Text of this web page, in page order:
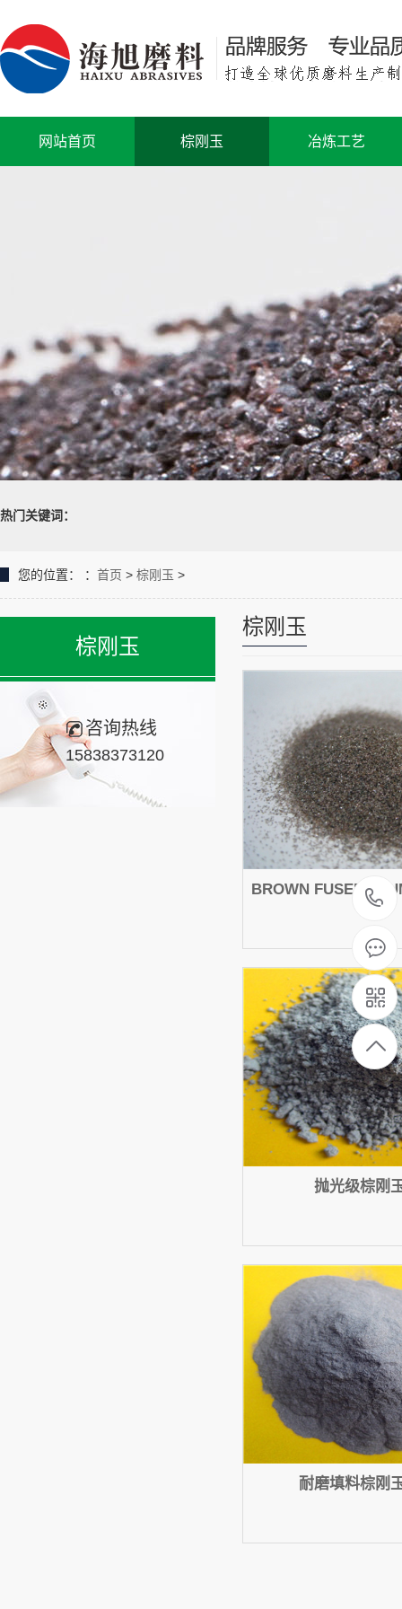
网站首页 棕刚玉 冶炼工艺
热门关键词：
您的位置： ： 首页 > 棕刚玉 >
棕刚玉
咨询热线
15838373120
棕刚玉
BROWN FUSED
抛光级棕刚
耐磨填料棕刚